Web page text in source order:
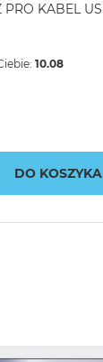
KABEL
10.08
DO KOSZYKA